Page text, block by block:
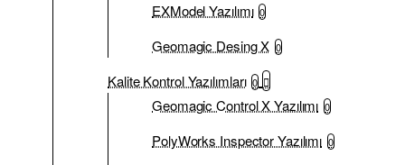
EXModel Yazılımı 0
Geomagic Desing X 0
Kalite Kontrol Yazılımları 0
Geomagic Control X Yazılımı 0
PolyWorks Inspector Yazılımı 0